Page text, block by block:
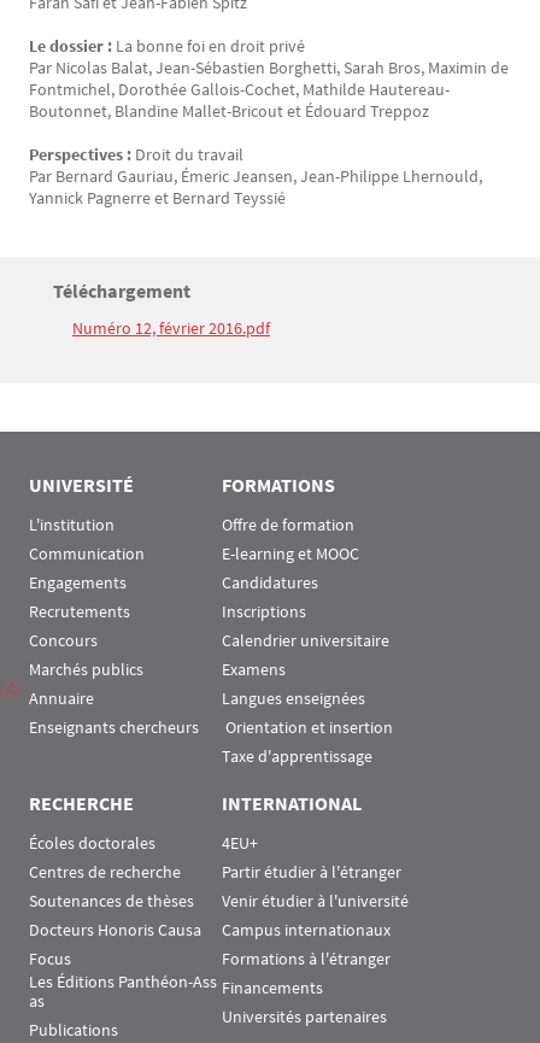
Le dossier : La bonne foi en droit privé
Par Nicolas Balat, Jean-Sébastien Borghetti, Sarah Bros, Maximin de
Fontmichel, Dorothée Gallois-Cochet, Mathilde Hautereau-
Boutonnet, Blandine Mallet-Bricout et Édouard Treppoz
Perspectives : Droit du travail
Par Bernard Gauriau, Émeric Jeansen, Jean-Philippe Lhernould,
Yannick Pagnerre et Bernard Teyssié
Bloc(s) libre(s)
Titre
Téléchargement
Texte
Numéro 12, février 2016.pdf
UNIVERSITÉ
L'institution
Communication
Engagements
Recrutements
Concours
Marchés publics
Annuaire
Enseignants chercheurs
FORMATIONS
Offre de formation
E-learning et MOOC
Candidatures
Inscriptions
Calendrier universitaire
Examens
Langues enseignées
Orientation et insertion
Taxe d'apprentissage
RECHERCHE
Écoles doctorales
Centres de recherche
Soutenances de thèses
Docteurs Honoris Causa
Focus
Les Éditions Panthéon-Ass
as
Publications
INTERNATIONAL
4EU+
Partir étudier à l'étranger
Venir étudier à l'université
Campus internationaux
Formations à l'étranger
Financements
Universités partenaires